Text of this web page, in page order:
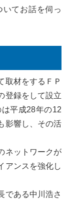
てお話を伺っ
材をするＦＰ
登録をして設立
平成28年の12
影響し、その活
ネットワークが
アンスを強化し
である中川浩さ